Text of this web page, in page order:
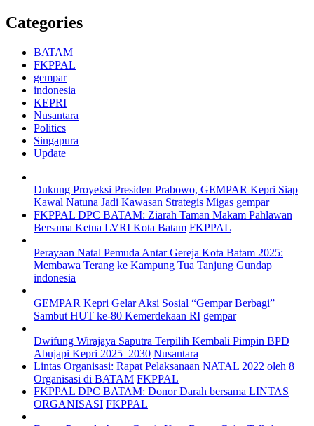
Categories
BATAM
FKPPAL
gempar
indonesia
KEPRI
Nusantara
Politics
Singapura
Update
Dukung Proyeksi Presiden Prabowo, GEMPAR Kepri Siap
Kawal Natuna Jadi Kawasan Strategis Migas gempar
FKPPAL DPC BATAM: Ziarah Taman Makam Pahlawan
Bersama Ketua LVRI Kota Batam FKPPAL
Perayaan Natal Pemuda Antar Gereja Kota Batam 2025:
Membawa Terang ke Kampung Tua Tanjung Gundap
indonesia
GEMPAR Kepri Gelar Aksi Sosial “Gempar Berbagi”
Sambut HUT ke-80 Kemerdekaan RI gempar
Dwifung Wirajaya Saputra Terpilih Kembali Pimpin BPD
Abujapi Kepri 2025–2030 Nusantara
Lintas Organisasi: Rapat Pelaksanaan NATAL 2022 oleh 8
Organisasi di BATAM FKPPAL
FKPPAL DPC BATAM: Donor Darah bersama LINTAS
ORGANISASI FKPPAL